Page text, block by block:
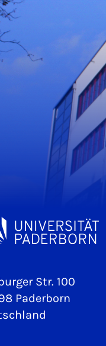
Str. 100
Paderborn